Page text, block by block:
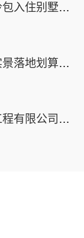
自由家整装公司拎包入住别墅？湖南自由家装饰大宅案例
自由家整装公司实景落地划算吗？湖南自由家全案装修优势解析
湖南自由家装饰工程有限公司拎包入住别墅体验